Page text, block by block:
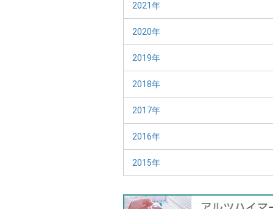
2021年
2020年
2019年
2018年
2017年
2016年
2015年
バ